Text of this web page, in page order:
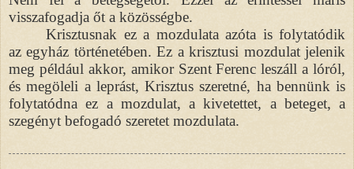
visszafogadja őt a közösségbe.
Krisztusnak ez a mozdulata azóta is folytatódik
az egyház történetében. Ez a krisztusi mozdulat jelenik
meg például akkor, amikor Szent Ferenc leszáll a lóról,
és megöleli a leprást, Krisztus szeretné, ha bennünk is
folytatódna ez a mozdulat, a kivetettet, a beteget, a
szegényt befogadó szeretet mozdulata.